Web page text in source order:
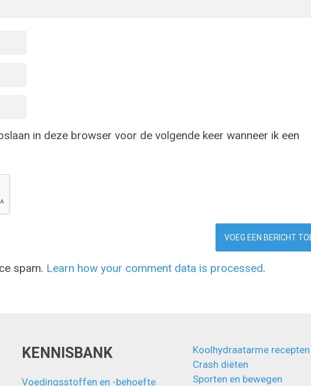
in deze browser voor de volgende keer wanneer ik een
spam. Learn how your comment data is processed.
KENNISBANK
Voedingsstoffen en -behoefte
Koolhydraatarme recepten
Crash diëten
Sporten en bewegen